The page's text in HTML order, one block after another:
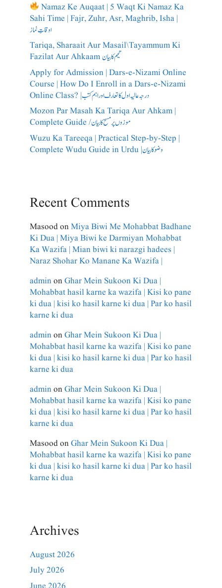
Namaz Ke Auqaat | 5 Waqt Ki Namaz Ka
Sahi Time | Fajr, Zuhr, Asr, Maghrib, Isha |
اوقاتِ نماز
Tariqa, Sharaait Aur Masail\Tayammum Ki
Fazilat Aur Ahkaam تیمم کا بیان
Apply for Admission | Dars-e-Nizami Online
Course | How Do I Enroll in a Dars-e-Nizami
Online Class? |درجہ عالیہ اول کا تعارف اور اہم کتب
Mozon Par Masah Ka Tariqa Aur Ahkam |
Complete Guide /​موزوں پر مسح کا بیان
Wuzu Ka Tareeqa | Practical Step-by-Step |
Complete Wudu Guide in Urdu |وضو کا بیان
Recent Comments
MasoodonMiya Biwi Me Mohabbat Badhane
Ki Dua | Miya Biwi ke Darmiyan Mohabbat
Ka Wazifa | Mian biwi ki narazgi hadees |
Naraz Shohar Ko Manane Ka Wazifa |
adminonGhar Mein Sukoon Ki Dua |
Mohabbat hasil karne ka wazifa | Kisi ko pane
ki dua | kisi ko hasil karne ki dua | Par ko hasil
karne ki dua
adminonGhar Mein Sukoon Ki Dua |
Mohabbat hasil karne ka wazifa | Kisi ko pane
ki dua | kisi ko hasil karne ki dua | Par ko hasil
karne ki dua
adminonGhar Mein Sukoon Ki Dua |
Mohabbat hasil karne ka wazifa | Kisi ko pane
ki dua | kisi ko hasil karne ki dua | Par ko hasil
karne ki dua
MasoodonGhar Mein Sukoon Ki Dua |
Mohabbat hasil karne ka wazifa | Kisi ko pane
ki dua | kisi ko hasil karne ki dua | Par ko hasil
karne ki dua
Archives
August 2026
July 2026